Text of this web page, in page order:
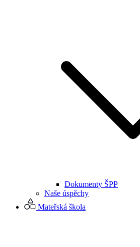
Dokumenty ŠPP
Naše úspěchy
Mateřská škola